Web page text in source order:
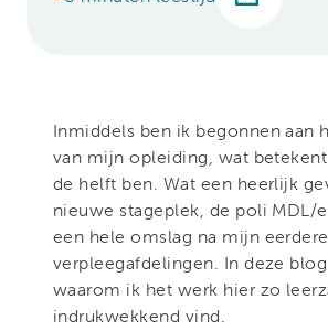
Inmiddels ben ik begonnen aan
van mijn opleiding, wat
de helft ben. Wat een heerlijk
nieuwe stageplek, de poli MDL/
een hele omslag na mijn
verpleegafdelingen. In deze
waarom ik het werk hier zo
indrukwekkend vind.